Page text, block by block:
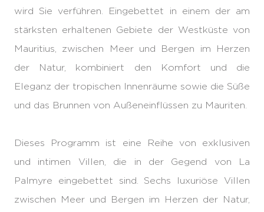
wird Sie verführen. Eingebettet in einem der am
stärksten erhaltenen Gebiete der Westküste von
Mauritius, zwischen Meer und Bergen im Herzen
der Natur, kombiniert den Komfort und die
Eleganz der tropischen Innenräume sowie die Süße
und das Brunnen von Außeneinflüssen zu Mauriten.
Dieses Programm ist eine Reihe von exklusiven
und intimen Villen, die in der Gegend von La
Palmyre eingebettet sind. Sechs luxuriöse Villen
zwischen Meer und Bergen im Herzen der Natur,